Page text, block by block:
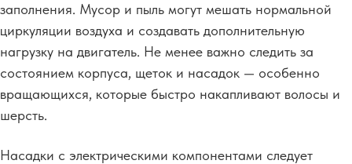
заполнения. Мусор и пыль могут мешать нормальной
циркуляции воздуха и создавать дополнительную
нагрузку на двигатель. Не менее важно следить за
состоянием корпуса, щеток и насадок — особенно
вращающихся, которые быстро накапливают волосы и
шерсть.
Насадки с электрическими компонентами следует